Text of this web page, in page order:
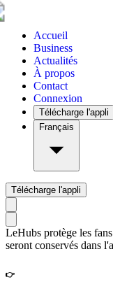
Accueil
Business
Actualités
À propos
Contact
Connexion
Télécharge l'appli
Français
Télécharge l'appli
LeHubs protège les
seront conservés dans
👉